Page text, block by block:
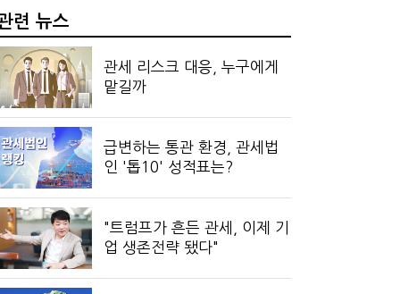
련 뉴스
관세 리스크 대응, 누구에게
맡길까
급변하는 통관 환경, 관세법
인 '톱10' 성적표는?
"트럼프가 흔든 관세, 이제 기
업 생존전략 됐다"